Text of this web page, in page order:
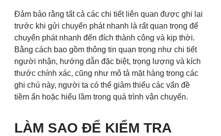
Đảm bảo rằng tất cả các chi tiết liên quan được ghi lại
trước khi gửi chuyển phát nhanh là rất quan trọng để
chuyển phát nhanh đến đích thành công và kịp thời.
Bằng cách bao gồm thông tin quan trọng như chi tiết
người nhận, hướng dẫn đặc biệt, trọng lượng và kích
thước chính xác, cũng như mô tả mặt hàng trong các
ghi chú này, người ta có thể giảm thiểu các vấn đề
tiềm ẩn hoặc hiểu lầm trong quá trình vận chuyển.
LÀM SAO ĐỂ KIỂM TRA